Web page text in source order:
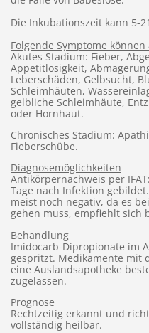
Die Inkubationszeit kann 5-
Folgende Symptome
Akutes Stadium: Fieber,
Appetitlosigkeit,
Leberschäden, Gelbsucht,
Schleimhäuten,
gelbliche Schleimhäute,
oder Hornhaut.
Chronisches Stadium:
Fieberschübe.
Diagnosemöglichkeiten
Antikörpernachweis per
Tage nach Infektion
meist noch negativ, da es
gehen muss, empfiehlt sich
Behandlung
Imidocarb-Dipropionate im
gespritzt. Medikamente mit
eine Auslandsapotheke
zugelassen.
Prognose
Rechtzeitig erkannt und
vollständig heilbar.